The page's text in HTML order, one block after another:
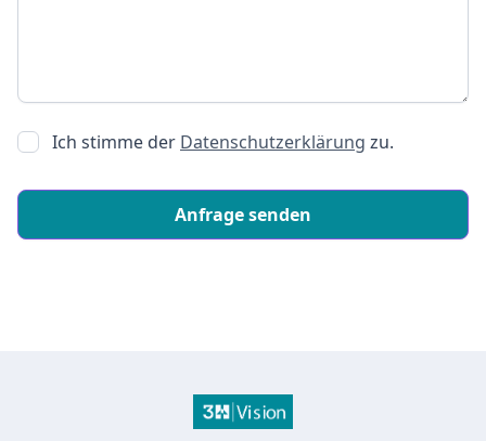
Ich stimme der Datenschutzerklärung zu.